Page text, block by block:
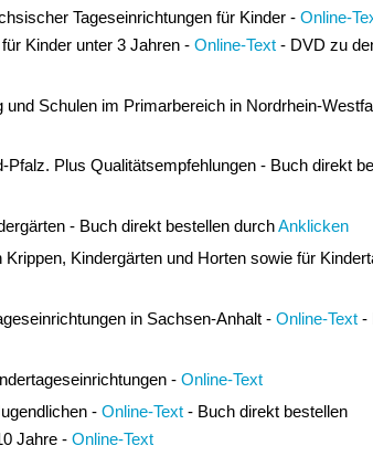
Tageseinrichtungen für Kinder - Online-
Kinder unter 3 Jahren - Online-Text- DVD zu
Schulen im Primarbereich in Nordrhein-
Plus Qualitätsempfehlungen - Buch direkt
- Buch direkt bestellen durchAnklicken
Kindergärten und Horten sowie für
in Sachsen-Anhalt - Online-Text-
- Online-Text
- Online-Text- Buch direkt bestellen
Jahre - Online-Text